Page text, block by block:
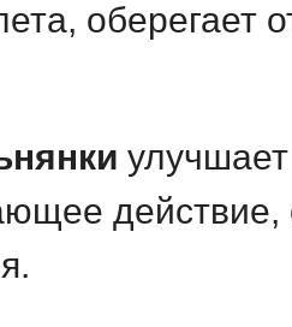
оберегает
действие,